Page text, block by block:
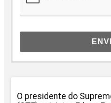
O presidente do